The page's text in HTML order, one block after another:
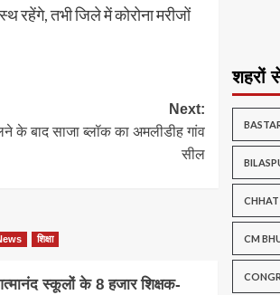
रहेंगे, तभी जिले में कोरोना मरीजों
Next:
के बाद साजा ब्लॉक का अमलीडीह गांव
सील
शिक्षा
स्कूलों के 8 हजार शिक्षक-
शहरों
CM